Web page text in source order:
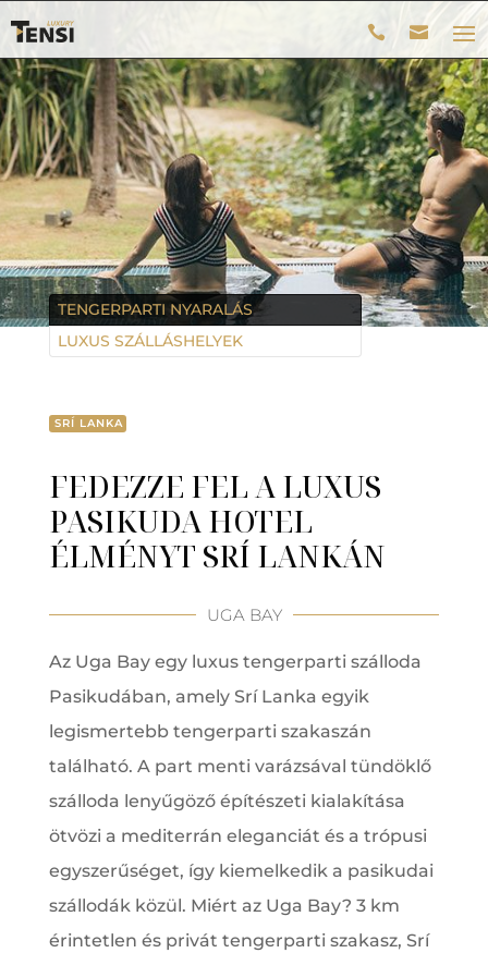
TENGERPARTI NYARALÁS
LUXUS SZÁLLÁSHELYEK
SRÍ LANKA
FEDEZZE FEL A LUXUS
PASIKUDA HOTEL
ÉLMÉNYT SRÍ LANKÁN
UGA BAY
Az Uga Bay egy luxus tengerparti szálloda
Pasikudában, amely Srí Lanka egyik
legismertebb tengerparti szakaszán
található. A part menti varázsával tündöklő
szálloda lenyűgöző építészeti kialakítása
ötvözi a mediterrán eleganciát és a trópusi
egyszerűséget, így kiemelkedik a pasikudai
szállodák közül. Miért az Uga Bay? 3 km
érintetlen és privát tengerparti szakasz, Srí